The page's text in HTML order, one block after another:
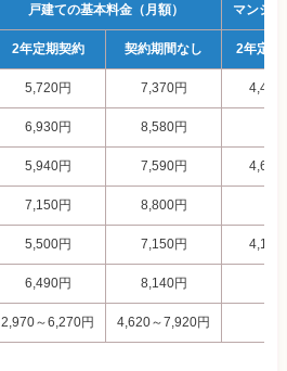
戸建ての基本料金（月額） マンシ
2年定期契約 契約期間なし 2年定期
5,720円 7,370円 4,400
6,930円 8,580円
5,940円 7,590円 4,620
7,150円 8,800円
5,500円 7,150円 4,180
6,490円 8,140円
2,970～6,270円 4,620～7,920円